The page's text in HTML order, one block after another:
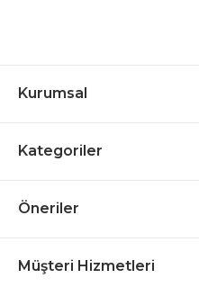
Kurumsal
Kategoriler
Öneriler
Müşteri Hizmetleri